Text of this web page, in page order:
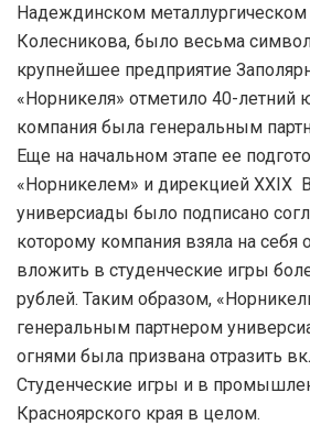
Надеждинском
Колесникова, было весьма
крупнейшее предприятие
«Норникеля» отметило 40-летний
компания была генеральным
Еще на начальном этапе ее
«Норникелем» и дирекцией XXIX
универсиады было подписано
которому компания взяла на себя
вложить в студенческие игры
рублей. Таким образом,
генеральным партнером
огнями была призвана отразить
Студенческие игры и в
Красноярского края в целом.